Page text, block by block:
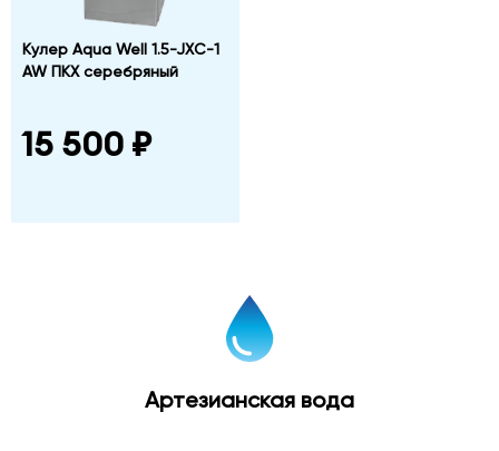
Кулер Aqua Well 1.5-JXС-1
AW ПКХ серебряный
15 500 ₽
Артезианская вода